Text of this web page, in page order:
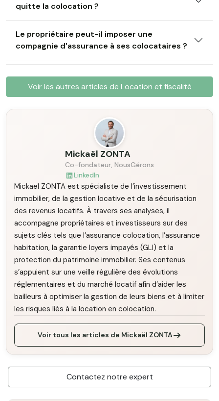
quitte la colocation ?
Le propriétaire peut-il imposer une
compagnie d'assurance à ses colocataires ?
Voir les autres articles de Location et fiscalité
Mickaël ZONTA
Co-fondateur, NousGérons
LinkedIn
Mickaël ZONTA est spécialiste de l’investissement
immobilier, de la gestion locative et de la sécurisation
des revenus locatifs. À travers ses analyses, il
accompagne propriétaires et investisseurs sur des
sujets clés tels que l’assurance colocation, l’assurance
habitation, la garantie loyers impayés (GLI) et la
protection du patrimoine immobilier. Ses contenus
s’appuient sur une veille régulière des évolutions
réglementaires et du marché locatif afin d’aider les
bailleurs à optimiser la gestion de leurs biens et à limiter
les risques liés à la location en colocation.
Voir tous les articles de Mickaël ZONTA
Contactez notre expert